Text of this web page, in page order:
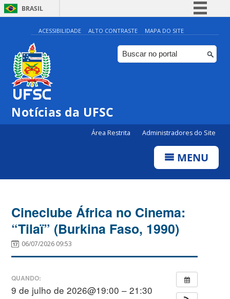
BRASIL
Simplifique!
Comunica BR
Participe
ACESSIBILIDADE ALTO CONTRASTE MAPA DO SITE
Notícias da UFSC
Área Restrita Administradores do Site
MENU
Cineclube África no Cinema:
“Tilaï” (Burkina Faso, 1990)
06/07/2026 09:53
QUANDO:
9 de julho de 2026@19:00 – 21:30